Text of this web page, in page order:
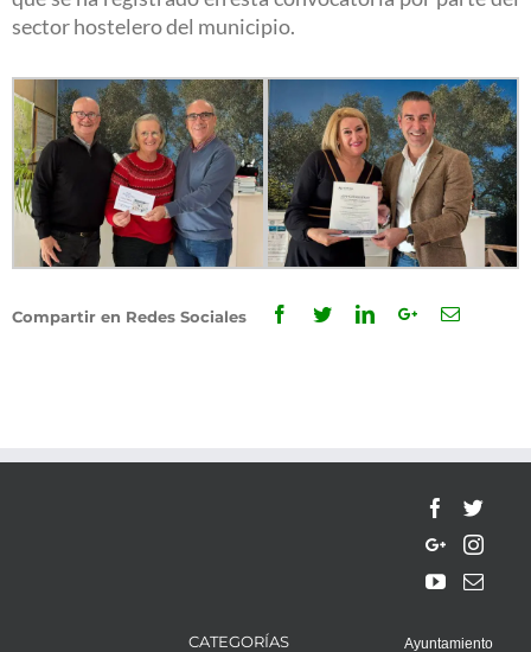
sector hostelero del municipio.
Compartir en Redes Sociales Facebook
TwitterLinkedinGoogle+Email
CATEGORÍAS Ayuntamiento